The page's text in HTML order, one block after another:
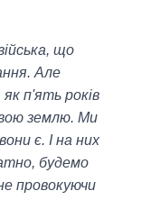
що
Але
п'ять років
землю. Ми
є. І на них
будемо
провокуючи